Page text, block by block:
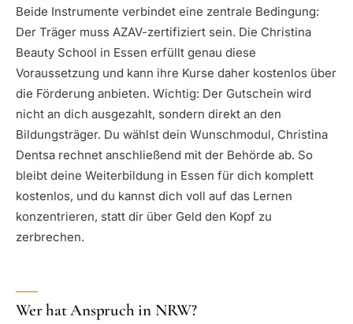
Beide Instrumente verbindet eine zentrale Bedingung:
Der Träger muss AZAV-zertifiziert sein. Die Christina
Beauty School in Essen erfüllt genau diese
Voraussetzung und kann ihre Kurse daher kostenlos über
die Förderung anbieten. Wichtig: Der Gutschein wird
nicht an dich ausgezahlt, sondern direkt an den
Bildungsträger. Du wählst dein Wunschmodul, Christina
Dentsa rechnet anschließend mit der Behörde ab. So
bleibt deine Weiterbildung in Essen für dich komplett
kostenlos, und du kannst dich voll auf das Lernen
konzentrieren, statt dir über Geld den Kopf zu
zerbrechen.
Wer hat Anspruch in NRW?